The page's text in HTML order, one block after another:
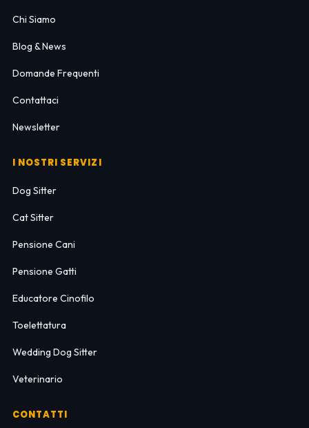
Chi Siamo
Blog & News
Domande Frequenti
Contattaci
Newsletter
I NOSTRI SERVIZI
Dog Sitter
Cat Sitter
Pensione Cani
Pensione Gatti
Educatore Cinofilo
Toelettatura
Wedding Dog Sitter
Veterinario
CONTATTI